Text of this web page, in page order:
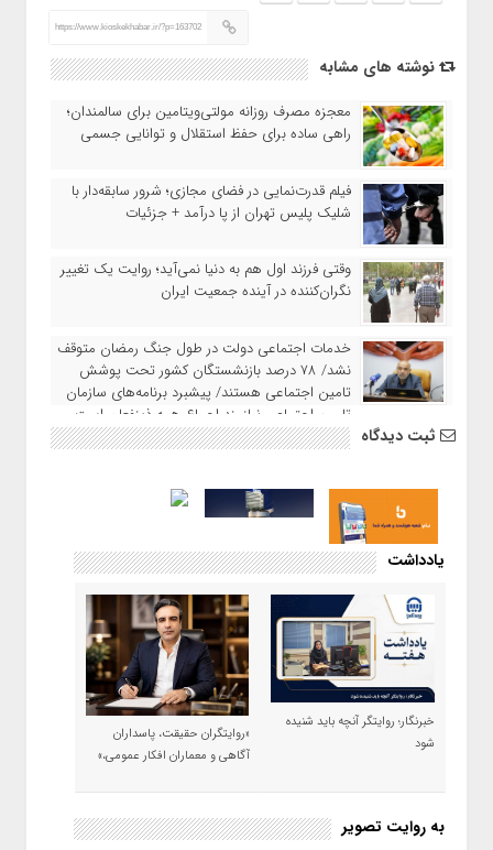
https://www.kioskekhabar.ir/?p=163702
نوشته های مشابه
معجزه مصرف روزانه مولتی‌ویتامین برای سالمندان؛
راهی ساده برای حفظ استقلال و توانایی جسمی
فیلم قدرت‌نمایی در فضای مجازی؛ شرور سابقه‌دار با
شلیک پلیس تهران از پا درآمد + جزئیات
وقتی فرزند اول هم به دنیا نمی‌آید؛ روایت یک تغییر
نگران‌کننده در آینده جمعیت ایران
خدمات اجتماعی دولت در طول جنگ رمضان متوقف
نشد/ ۷۸ درصد بازنشستگان کشور تحت پوشش
تامین اجتماعی هستند/ پیشبرد برنامه‌های سازمان
تامین اجتماعی نیازمند اجماع همه ذینفعان است
ثبت دیدگاه
یادداشت
خبرنگار؛ روایتگر آنچه باید شنیده
شود
«روایتگران حقیقت، پاسداران
آگاهی و معماران افکار عمومی،»
به روایت تصویر